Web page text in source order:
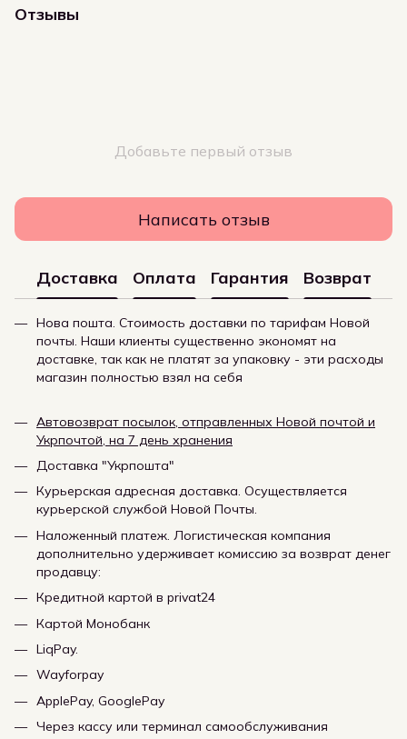
Отзывы
Добавьте первый отзыв
Написать отзыв
Доставка Оплата Гарантия Возврат
Нова пошта. Стоимость доставки по тарифам Новой
почты. Наши клиенты существенно экономят на
доставке, так как не платят за упаковку - эти расходы
магазин полностью взял на себя
Автовозврат посылок, отправленных Новой почтой и
Укрпочтой, на 7 день хранения
Доставка "Укрпошта"
Курьерская адресная доставка. Осуществляется
курьерской службой Новой Почты.
Наложенный платеж. Логистическая компания
дополнительно удерживает комиссию за возврат денег
продавцу:
Кредитной картой в privat24
Картой Монобанк
LiqPay.
Wayforpay
ApplePay, GooglePay
Через кассу или терминал самообслуживания